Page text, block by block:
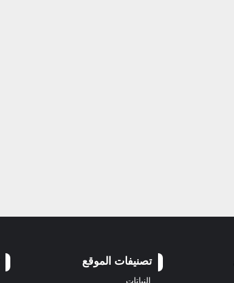
تصنيفات الموقع
النباتات